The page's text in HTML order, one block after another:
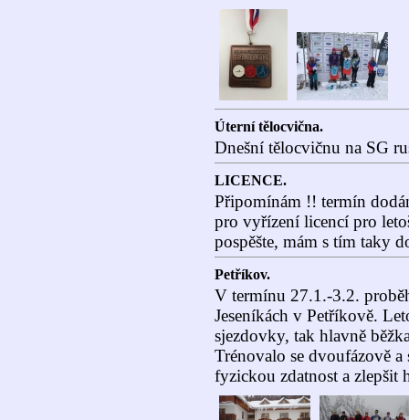
Úterní tělocvična.
Dnešní tělocvičnu na SG
LICENCE.
Připomínám !! termín
pro vyřízení licencí pro
pospěšte, mám s tím taky
Petříkov.
V termínu 27.1.-3.2.
Jeseníkách v Petříkově.
sjezdovky, tak hlavně
Trénovalo se dvoufázově
fyzickou zdatnost a zlepšit